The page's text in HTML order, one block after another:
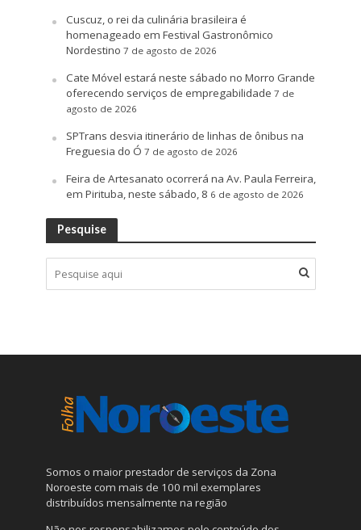
Cuscuz, o rei da culinária brasileira é
homenageado em Festival Gastronômico
Nordestino 7 de agosto de 2026
Cate Móvel estará neste sábado no Morro Grande
oferecendo serviços de empregabilidade 7 de
agosto de 2026
SPTrans desvia itinerário de linhas de ônibus na
Freguesia do Ó 7 de agosto de 2026
Feira de Artesanato ocorrerá na Av. Paula Ferreira,
em Pirituba, neste sábado, 8 6 de agosto de 2026
Pesquise
Somos o maior prestador de serviços da Zona
Noroeste com mais de 100 mil exemplares
distribuídos mensalmente na região